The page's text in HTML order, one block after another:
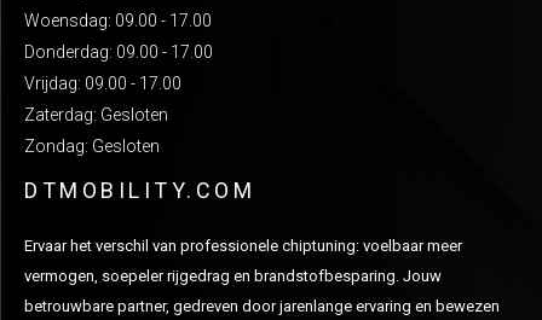
Woensdag: 09.00 - 17.00
Donderdag: 09.00 - 17.00
Vrijdag: 09.00 - 17.00
Zaterdag: Gesloten
Zondag: Gesloten
DTMOBILITY.COM
Ervaar het verschil van professionele chiptuning: voelbaar meer
vermogen, soepeler rijgedrag en brandstofbesparing. Jouw
betrouwbare partner, gedreven door jarenlange ervaring en bewezen